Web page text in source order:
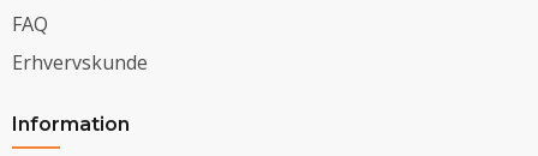
FAQ
Erhvervskunde
Information